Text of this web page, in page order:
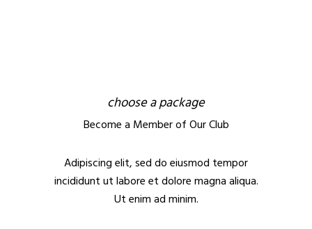
choose a package
Become a Member of Our Club
Adipiscing elit, sed do eiusmod tempor
incididunt ut labore et dolore magna aliqua.
Ut enim ad minim.